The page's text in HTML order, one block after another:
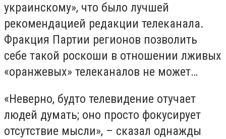
украинскому», что было лучшей
рекомендацией редакции телеканала.
Фракция Партии регионов позволить
себе такой роскоши в отношении лживых
«оранжевых» телеканалов не может…
«Неверно, будто телевидение отучает
людей думать; оно просто фокусирует
отсутствие мысли», – сказал однажды